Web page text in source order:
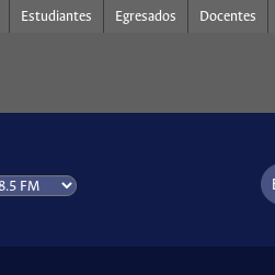
Estudiantes Egresados Docentes